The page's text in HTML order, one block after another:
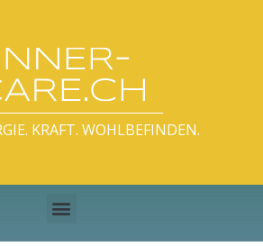
KRAFT. WOHLBEFINDEN.